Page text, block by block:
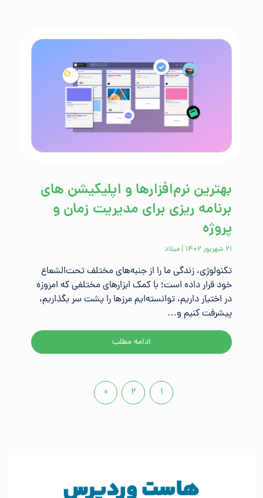
بهترین نرم‌افزارها و اپلیکیشن ‌های
برنامه ریزی برای مدیریت زمان و
پروژه
۲۱ شهریور ۱۴۰۲ | میلاد
تکنولوژی، زندگی ما را از جنبه‌های مختلف تحت‌الشعاع
خود قرار داده است؛ با کمک ابزارهای مختلفی که امروزه
در اختیار داریم، توانسته‌ایم مرزها را پشت سر بگذاریم،
پیشرفت کنیم و…
ادامه مطلب
۱ ۲ »